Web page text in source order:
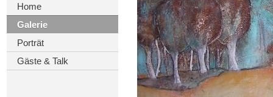
Home
Galerie
Porträt
Gäste & Talk